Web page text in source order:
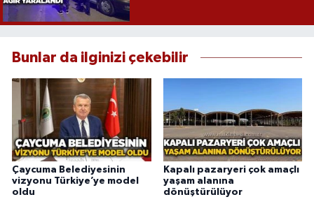
Bunlar da ilginizi çekebilir
Çaycuma Belediyesinin
vizyonu Türkiye’ye model
oldu
Kapalı pazaryeri çok amaçlı
yaşam alanına
dönüştürülüyor